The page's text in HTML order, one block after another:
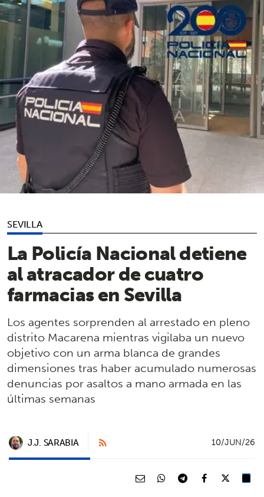
SEVILLA
La Policía Nacional detiene
al atracador de cuatro
farmacias en Sevilla
Los agentes sorprenden al arrestado en pleno
distrito Macarena mientras vigilaba un nuevo
objetivo con un arma blanca de grandes
dimensiones tras haber acumulado numerosas
denuncias por asaltos a mano armada en las
últimas semanas
J.J. SARABIA 10/JUN/26